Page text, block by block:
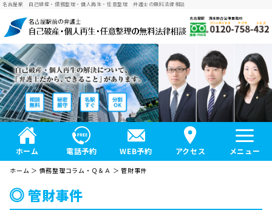
名古屋駅 自己破産・債務整理・個人再生・任意整理 弁護士の無料法律相談
ホーム 電話予約 WEB予約 アクセス メニュー
ホーム ＞ 債務整理コラム・Ｑ＆Ａ ＞ 管財事件
管財事件